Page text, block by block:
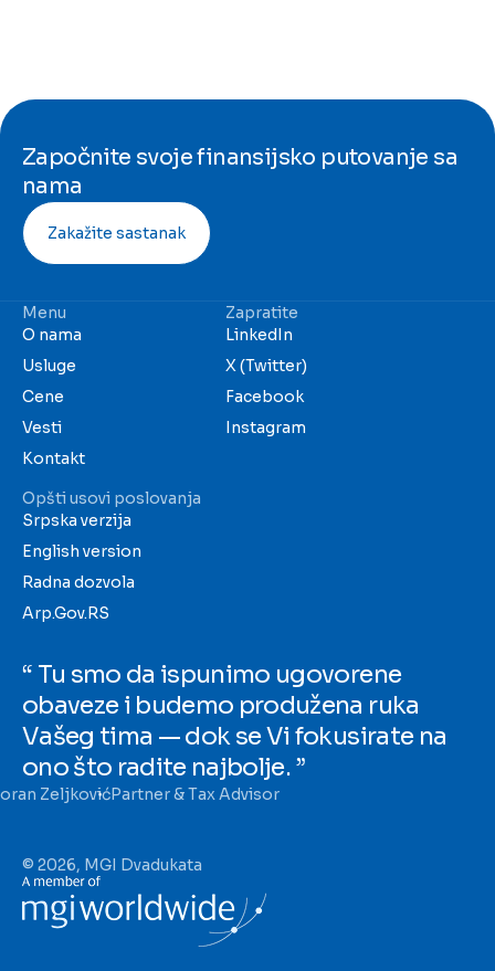
Započnite svoje finansijsko putovanje sa
nama
Zakažite sastanak
Menu
O nama
Usluge
Cene
Vesti
Kontakt
Zapratite
LinkedIn
X (Twitter)
Facebook
Instagram
Opšti usovi poslovanja
Srpska verzija
English version
Radna dozvola
Arp.Gov.RS
“ Tu smo da ispunimo ugovorene
obaveze i budemo produžena ruka
Vašeg tima — dok se Vi fokusirate na
ono što radite najbolje. ”
ZeljkovićPartner & Tax Advisor
© 2026, MGI Dvadukata